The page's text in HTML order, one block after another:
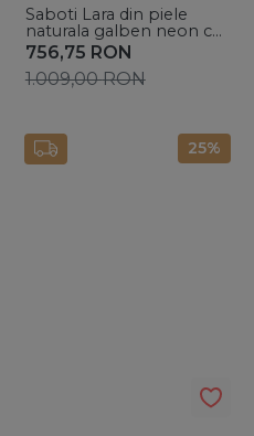
Saboti Lara din piele
naturala galben neon cu
accesoriu auriu
756,75 RON
1.009,00RON
25%